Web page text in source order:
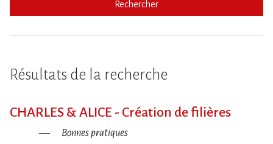
Rechercher
Résultats de la recherche
CHARLES & ALICE - Création de filières
Bonnes pratiques